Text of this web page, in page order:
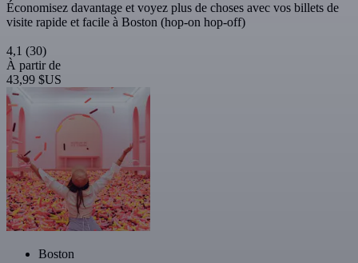
Économisez davantage et voyez plus de choses avec vos billets de
visite rapide et facile à Boston (hop-on hop-off)
4,1 (30)
À partir de
43,99 $US
Boston